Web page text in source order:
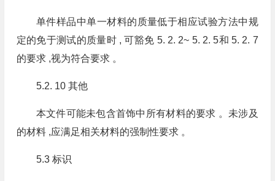
单件样品中单一材料的质量低于相应试验方法中规
定的免于测试的质量时 , 可豁免 5. 2. 2~ 5. 2. 5和 5. 2. 7
的要求 ,视为符合要求 。
5.2. 10 其他
本文件可能未包含首饰中所有材料的要求 。未涉及
的材料 ,应满足相关材料的强制性要求 。
5.3 标识